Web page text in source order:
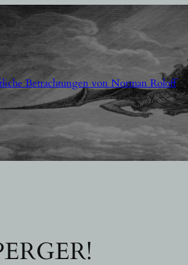
Betrachtungen von Norman Roloff